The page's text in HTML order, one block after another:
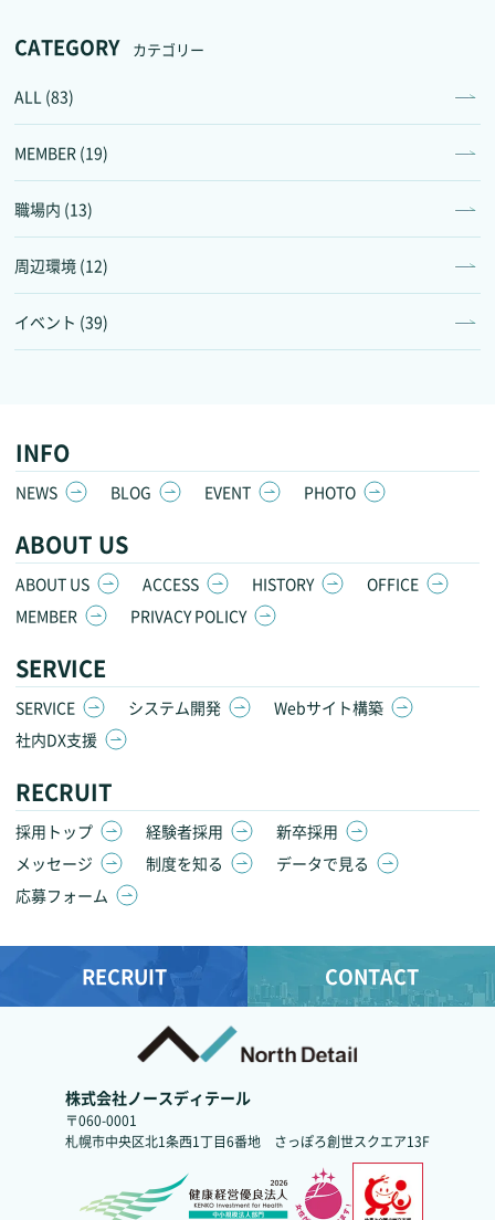
CATEGORY カテゴリー
ALL (83)
MEMBER (19)
職場内 (13)
周辺環境 (12)
イベント (39)
INFO
NEWS BLOG EVENT PHOTO
ABOUT US
ABOUT US ACCESS HISTORY
OFFICE
MEMBER
PRIVACY POLICY
SERVICE
SERVICE システム開発
Webサイト構築
社内DX支援
RECRUIT
採用トップ 経験者採用
新卒採用
メッセージ
制度を知る
データで見る
応募フォーム
RECRUIT CONTACT
株式会社ノースディテール
〒060-0001
札幌市中央区北1条西1丁目6番地
さっぽろ創世スクエア13F